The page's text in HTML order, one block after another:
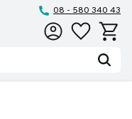
08 - 580 340 43
Favoriter